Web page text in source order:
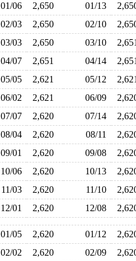
01/06 2,650 01/13
02/03 2,650 02/10
03/03 2,650 03/10
04/07 2,651 04/14
05/05 2,621 05/12
06/02 2,621 06/09
07/07 2,620 07/14
08/04 2,620 08/11
09/01 2,620 09/08
10/06 2,620 10/13
11/03 2,620 11/10
12/01 2,620 12/08
01/05 2,620 01/12
02/02 2,620 02/09